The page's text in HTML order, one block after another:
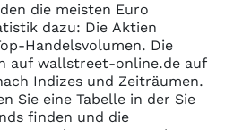
die meisten Euro
dazu: Die Aktien
Handelsvolumen. Die
auf wallstreet-online.de auf
Indizes und Zeiträumen.
Sie eine Tabelle in der Sie
finden und die